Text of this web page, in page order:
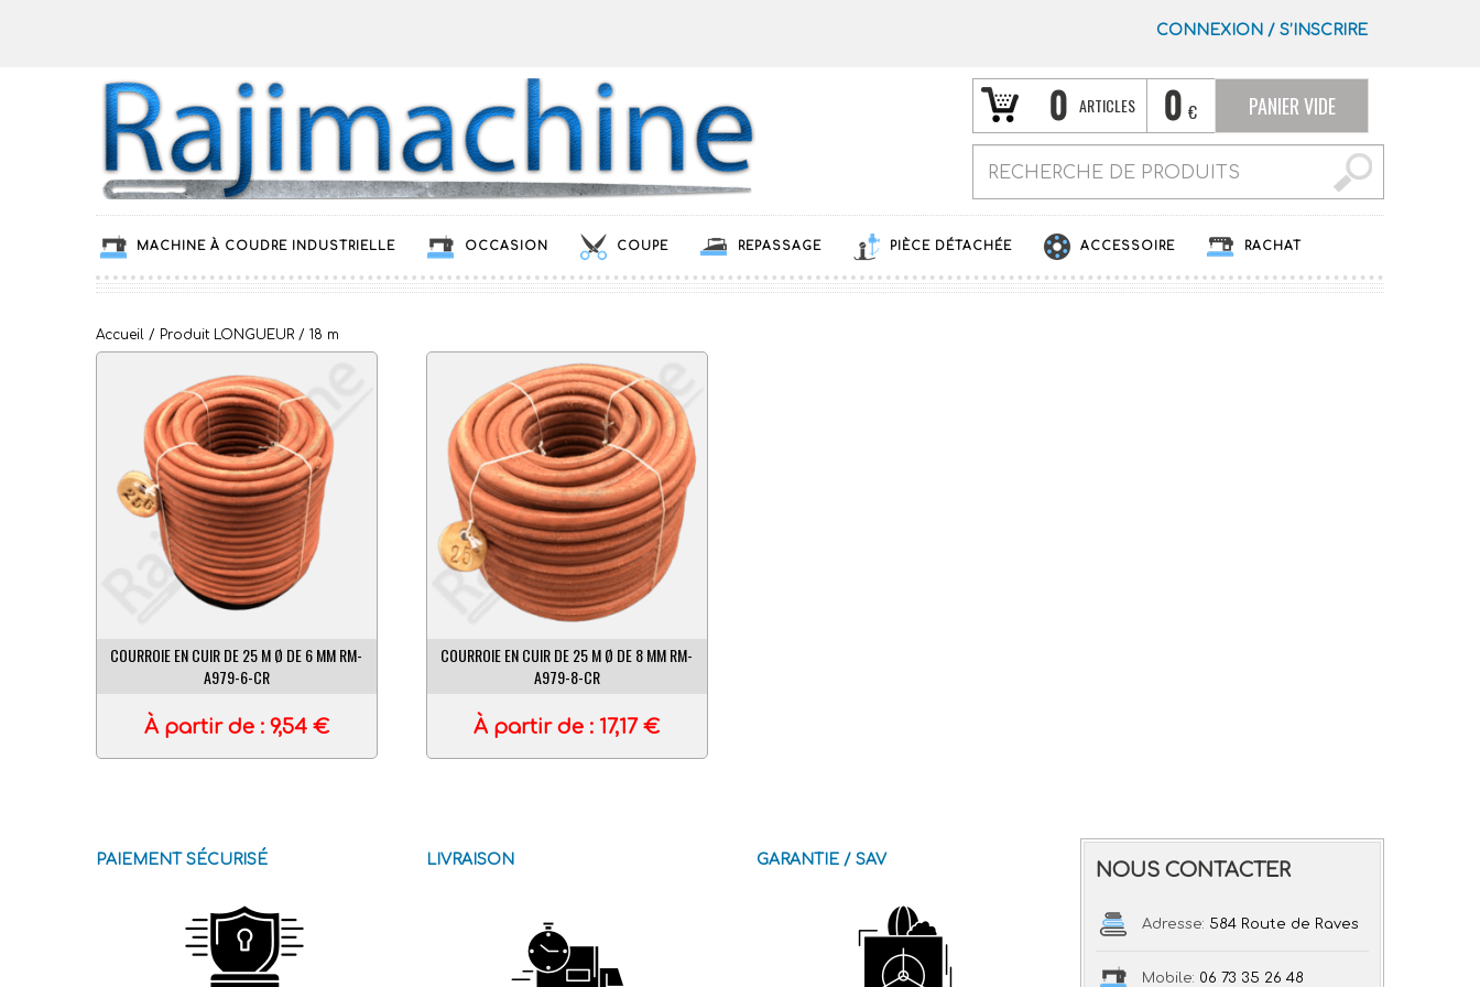
CONNEXION / S’INSCRIRE
0 ARTICLES 0 € PANIER VIDE
MACHINE À COUDRE INDUSTRIELLE OCCASION COUPE REPASSAGE PIÈCE DÉTACHÉE ACCESSOIRE RACHAT
Accueil / Produit LONGUEUR / 18 m
COURROIE EN CUIR DE 25 M Ø DE 6 MM RM-
A979-6-CR
À partir de : 9,54 €
COURROIE EN CUIR DE 25 M Ø DE 8 MM RM-
A979-8-CR
À partir de : 17,17€
PAIEMENT SÉCURISÉ LIVRAISON GARANTIE / SAV NOUS CONTACTER
Adresse: 584 Route de Raves
Mobile: 06 73 35 26 48